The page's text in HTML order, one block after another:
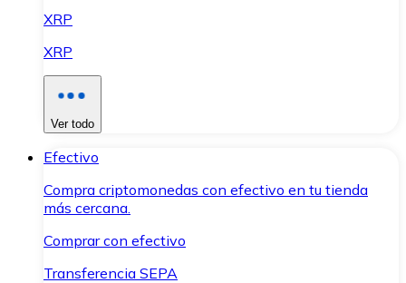
XRP
XRP
Ver todo
Efectivo
Compra criptomonedas con efectivo en tu tienda
más cercana.
Comprar con efectivo
Transferencia SEPA